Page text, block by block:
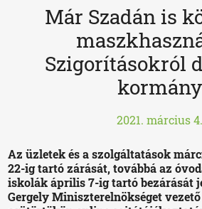
Már Szadán is
Szigorításokról
kormány
2021. március 4.
Az üzletek és a szolgáltatások
22-ig tartó zárását, továbbá az
iskolák április 7-ig tartó bezárását
Gergely Miniszterelnökséget